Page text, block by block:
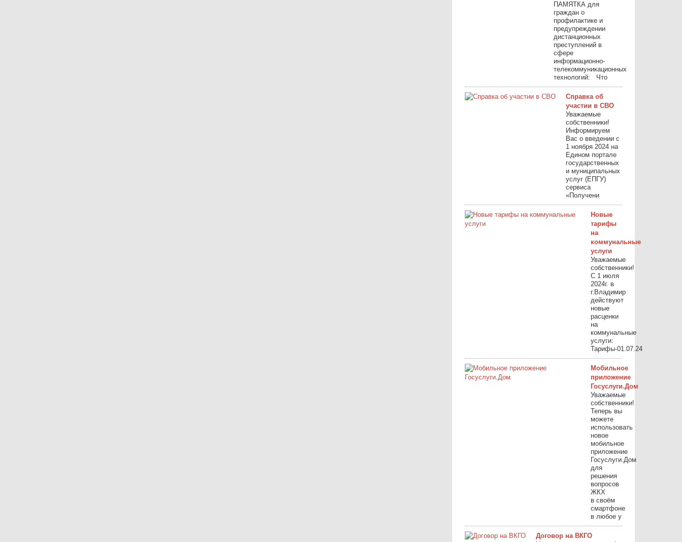
ПАМЯТКА для
граждан о
профилактике и
предупреждении
дистанционных
преступлений в
сфере
информационно-
телекоммуникационных
технологий: Что
Справка об
участии в СВО
Уважаемые
собственники!
Информируем
Вас о введении с
1 ноября 2024 на
Едином портале
государственных
и муниципальных
услуг (ЕПГУ)
сервиса
«Получени
Новые
тарифы
на
коммунальные
услуги
Уважаемые
собственники!
С 1 июля
2024г. в
г.Владимир
действуют
новые
расценки
на
коммунальные
услуги:
Тарифы-01.07.24
Мобильное
приложение
Госуслуги.Дом
Уважаемые
собственники!
Теперь вы
можете
использовать
новое
мобильное
приложение
Госуслуги.Дом
для
решения
вопросов
ЖКХ
в своём
смартфоне
в любое у
Договор на ВКГО